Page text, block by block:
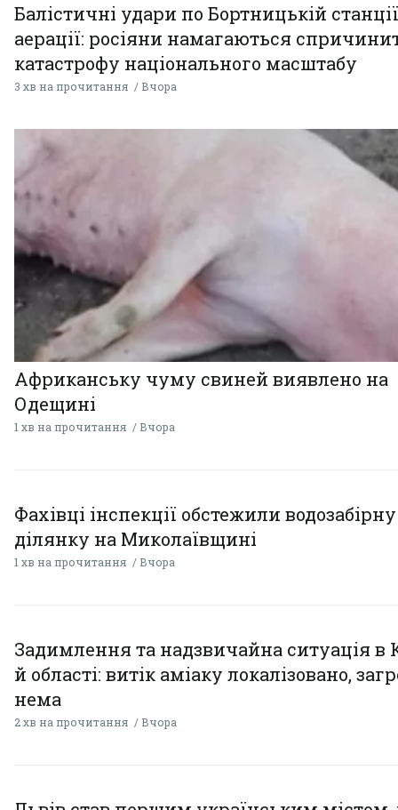
Балістичні удари по Бортницькій станції
аерації: росіяни намагаються
катастрофу національного масштабу
3 хв на прочитання Вчора
Африканську чуму свиней виявлено на
Одещині
1 хв на прочитання Вчора
Фахівці інспекції обстежили водозабірну
ділянку на Миколаївщині
1 хв на прочитання Вчора
Задимлення та надзвичайна ситуація в
й області: витік аміаку локалізовано,
нема
2 хв на прочитання Вчора